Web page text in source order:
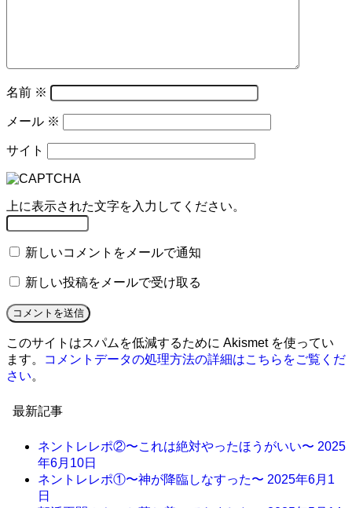
名前 ※
メール ※
サイト
上に表示された文字を入力してください。
新しいコメントをメールで通知
新しい投稿をメールで受け取る
このサイトはスパムを低減するために Akismet を使ってい
ます。
コメントデータの処理方法の詳細はこちらをご覧くだ
さい。
最新記事
ネントレレポ②〜これは絶対やったほうがいい〜 2025
年6月10日
ネントレレポ①〜神が降臨しなすった〜 2025年6月1
日